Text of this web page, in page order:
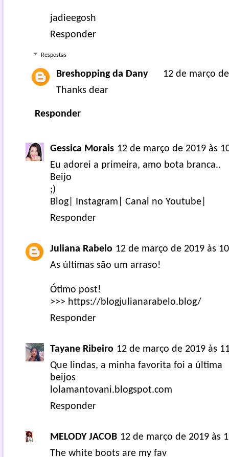
jadieegosh
Responder
Respostas
Breshopping da Dany
12 de março
Thanks dear
Responder
Gessica Morais 12 de março de 2019 às
Eu adorei a primeira, amo bota branca..
Beijo
;)
Blog|
Instagram| Canal no Youtube|
Responder
Juliana Rabelo 12 de março de 2019 às
As últimas são um arraso!
Ótimo post!
>>> https://blogjulianarabelo.blog/
Responder
Tayane Ribeiro 12 de março de 2019 às
Que lindas, a minha favorita foi a última
beijos
lolamantovani.blogspot.com
Responder
MELODY JACOB 12 de março de 2019 às
The white boots are my fav